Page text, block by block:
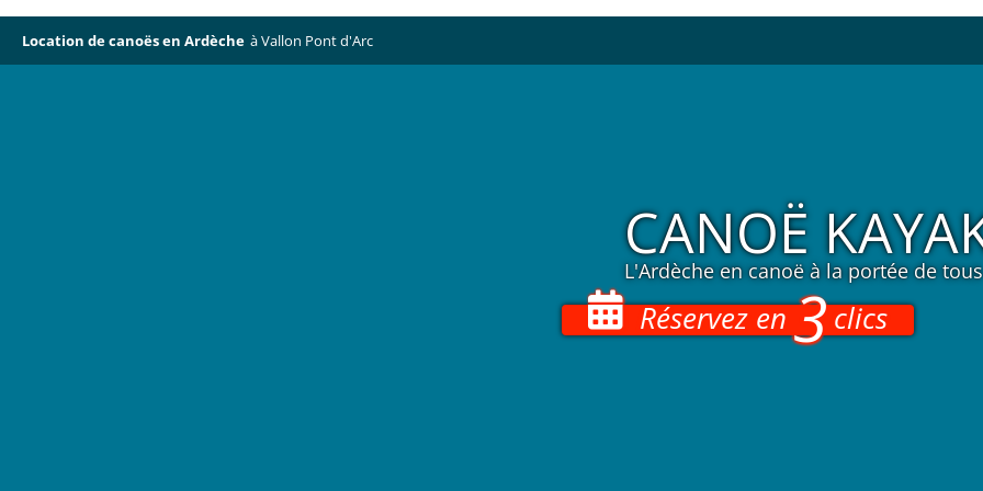
Passer
contenu
Location de canoës en Ardèche à Vallon Pont d'Arc
CANOË
L'Ardèche en canoë à la portée de tous
Réservez en3clics